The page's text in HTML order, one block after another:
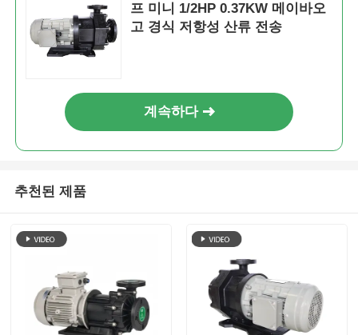
프 미니 1/2HP 0.37KW 메이바오
고 경식 저항성 산류 전송
계속하다
추천된 제품